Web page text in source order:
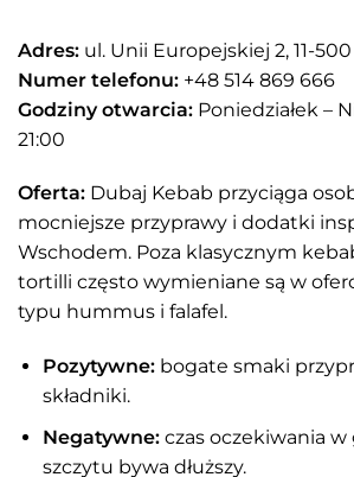
Adres: ul. Unii Europejskiej 2, 11-
Numer telefonu: +48 514 869 666
Godziny otwarcia: Poniedziałek –
21:00
Oferta: Dubaj Kebab przyciąga
mocniejsze przyprawy i dodatki
Wschodem. Poza klasycznym
tortilli często wymieniane są w
typu hummus i falafel.
Pozytywne:bogate smaki
składniki.
Negatywne:czas oczekiwania w
szczytu bywa dłuższy.